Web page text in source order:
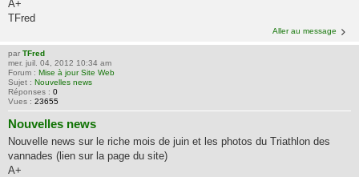
A+
TFred
Aller au message
par TFred
mer. juil. 04, 2012 10:34 am
Forum : Mise à jour Site Web
Sujet : Nouvelles news
Réponses : 0
Vues : 23655
Nouvelles news
Nouvelle news sur le riche mois de juin et les photos du Triathlon des
vannades (lien sur la page du site)
A+